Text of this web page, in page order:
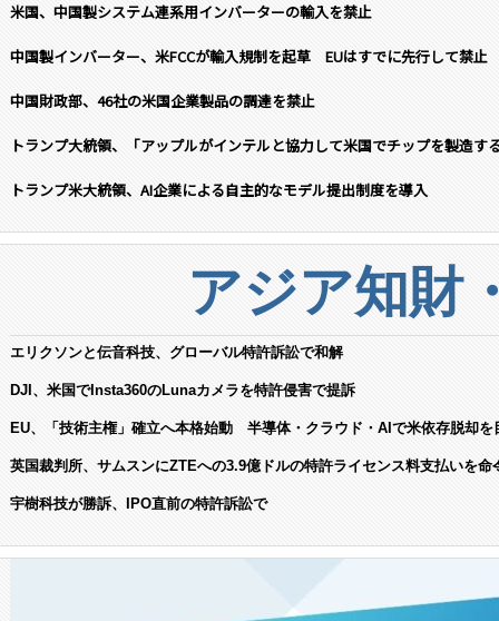
米国、中国製システム連系用インバーターの輸入を禁止
中国製インバーター、米FCCが輸入規制を起草 EUはすでに先行して禁止
中国財政部、46社の米国企業製品の調達を禁止
トランプ大統領、「アップルがインテルと協力して米国でチップを製造す
トランプ米大統領、AI企業による自主的なモデル提出制度を導入
アジア知財
エリクソンと伝音科技、グローバル特許訴訟で和解
DJI、米国でInsta360のLunaカメラを特許侵害で提訴
EU、「技術主権」確立へ本格始動 半導体・クラウド・AIで米依存脱却を
英国裁判所、サムスンにZTEへの3.9億ドルの特許ライセンス料支払いを命
宇樹科技が勝訴、IPO直前の特許訴訟で